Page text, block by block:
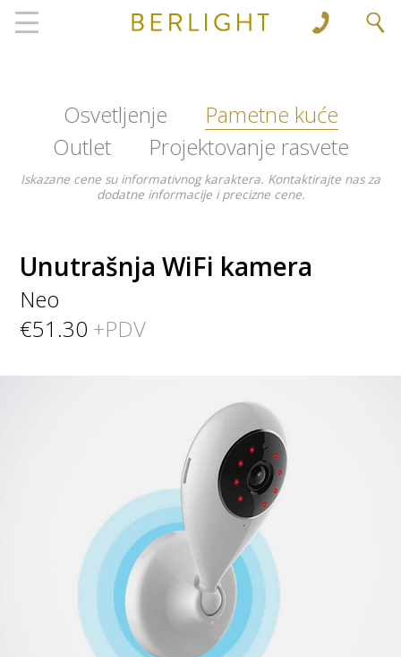
', 'www.berlight.rs'); ga('send', 'pageview');
Osvetljenje
Pametne kuće
Outlet
Projektovanje rasvete
Iskazane cene su informativnog karaktera. Kontaktirajte nas za
dodatne informacije i precizne cene.
Unutrašnja WiFi kamera
Neo
€51.30 +PDV